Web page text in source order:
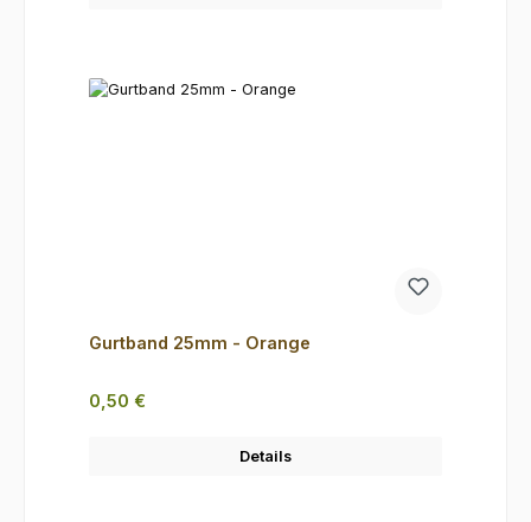
Gurtband 25mm - Orange
Regulärer Preis:
0,50 €
Details